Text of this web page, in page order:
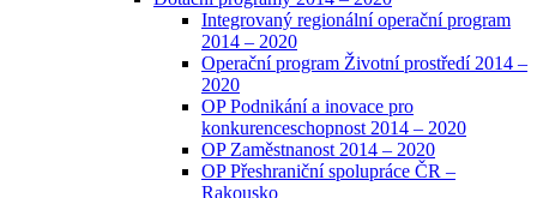
Integrovaný regionální operační program
2014 – 2020
Operační program Životní prostředí 2014 –
2020
OP Podnikání a inovace pro
konkurenceschopnost 2014 – 2020
OP Zaměstnanost 2014 – 2020
OP Přeshraniční spolupráce ČR –
Rakousko